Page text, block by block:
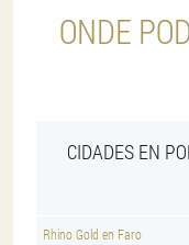
ONDE
CIDADES EN
Rhino Gold en Faro